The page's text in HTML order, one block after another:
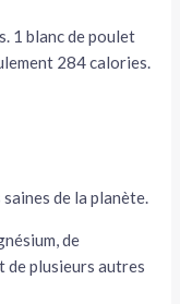
1 blanc de poulet
284 calories.
de la planète.
de
de plusieurs autres